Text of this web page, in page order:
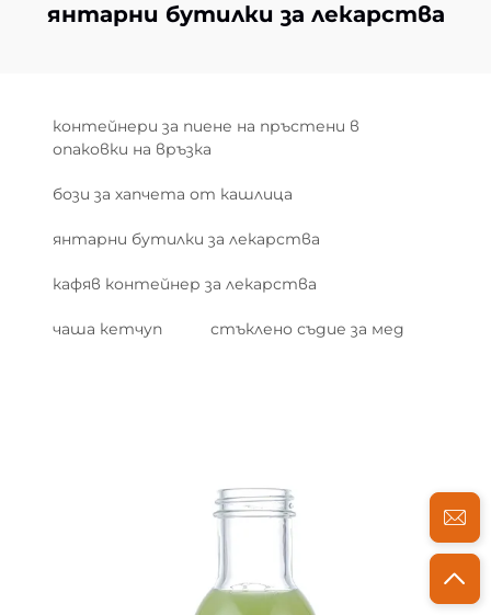
янтарни бутилки за лекарства
контейнери за пиене на пръстени в
опаковки на връзка
бози за хапчета от кашлица
янтарни бутилки за лекарства
кафяв контейнер за лекарства
чаша кетчуп стъклено съдие за мед